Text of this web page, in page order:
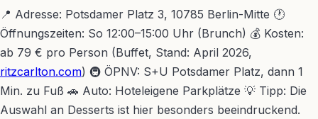
📍 Adresse: Potsdamer Platz 3, 10785 Berlin-Mitte 🕐
Öffnungszeiten: So 12:00–15:00 Uhr (Brunch) 💰 Kosten:
ab 79 € pro Person (Buffet, Stand: April 2026,
ritzcarlton.com) 🚇 ÖPNV: S+U Potsdamer Platz, dann 1
Min. zu Fuß 🚗 Auto: Hoteleigene Parkplätze 💡 Tipp: Die
Auswahl an Desserts ist hier besonders beeindruckend.